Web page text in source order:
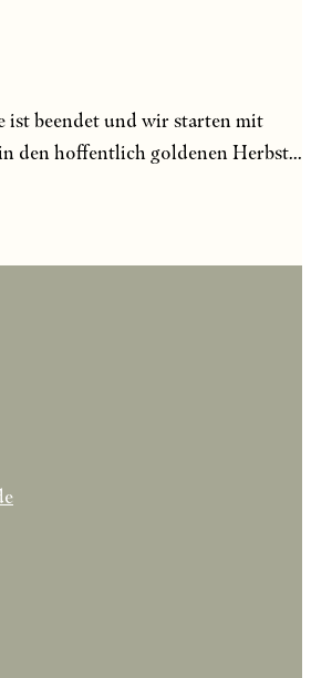
ist beendet und wir starten mit
den hoffentlich goldenen Herbst...